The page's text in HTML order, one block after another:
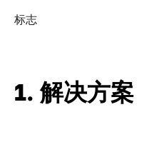
标志
1. 解决方案